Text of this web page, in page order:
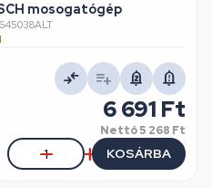
mosogatógép
6 691 Ft
Nettó5 268 Ft
KOSÁRBA